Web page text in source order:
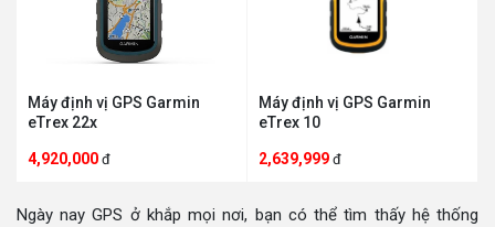
Máy định vị GPS Garmin
eTrex 22x
4,920,000 đ
Máy định vị GPS Garmin
eTrex 10
2,639,999 đ
Ngày nay GPS ở khắp mọi nơi, bạn có thể tìm thấy hệ thống